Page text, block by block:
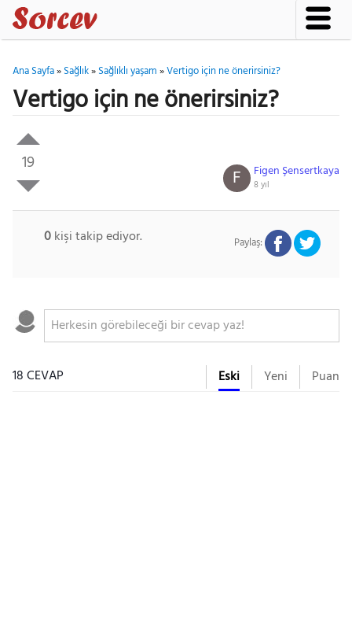
Ana Sayfa»Sağlık»Sağlıklı yaşam»Vertigo için ne önerirsiniz?
Vertigo için ne önerirsiniz?
19 Figen Şensertkaya
8 yıl
F
0kişi takip ediyor. Paylaş:
18 CEVAP Eski Yeni Puan